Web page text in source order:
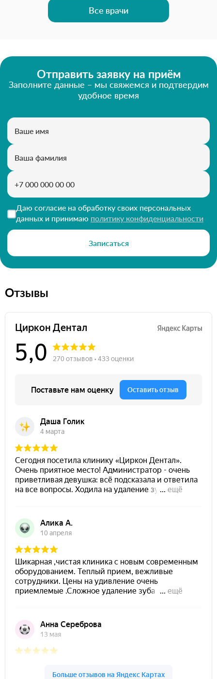
Все врачи
Отправить заявку на приём
Заполните данные – мы свяжемся и подтвердим
удобное время
Даю согласие на обработку своих персональных
данных и принимаю политику конфиденциальности
Записаться
Отзывы